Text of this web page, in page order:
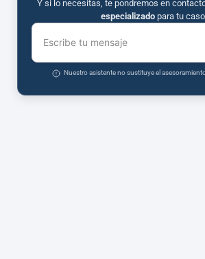
Y si lo necesitas, te pondremos en
especializadopara tu
Escribe tu mensaje
Nuestro asistente no sustituye el